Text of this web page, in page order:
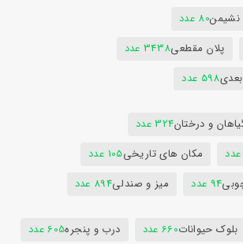
نشیمن80 عدد
پلان مقطعی3438 عدد
598 عدد
و درختان324 عدد
مکان های تاریخی105 عدد
94 عدد میز و صندلی894 عدد
بلوک حیوانات660 عدد درب و پنجره605 عدد